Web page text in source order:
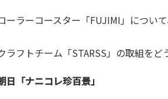
ーラーコースター「FUJIMI」につい
フトチーム「STARSS」の取組をど
「ナニコレ珍百景」